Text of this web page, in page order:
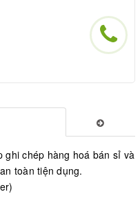
ghi chép hàng hoá bán sỉ và
toàn tiện dụng.